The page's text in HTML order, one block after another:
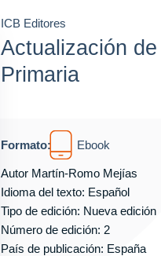
ICB Editores
Actualización
Primaria
Formato: Ebook
Autor Martín-Romo Mejías
Idioma del texto: Español
Tipo de edición: Nueva edición
Número de edición: 2
País de publicación: España